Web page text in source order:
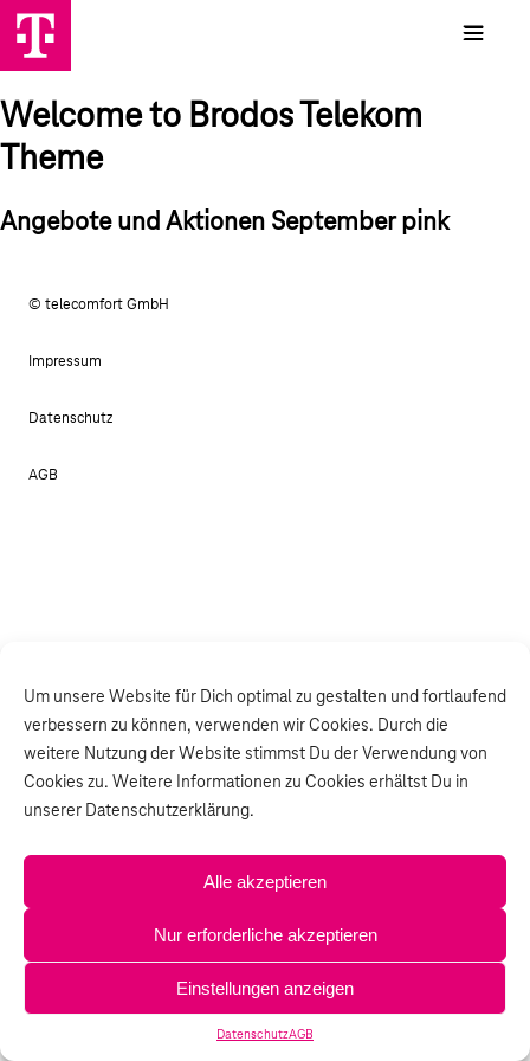
Um unsere Website für Dich optimal zu gestalten und fortlaufend
verbessern zu können, verwenden wir Cookies. Durch die
weitere Nutzung der Website stimmst Du der Verwendung von
Cookies zu. Weitere Informationen zu Cookies erhältst Du in
unserer Datenschutzerklärung.
Alle akzeptieren
Nur erforderliche akzeptieren
Einstellungen anzeigen
DatenschutzAGB
Welcome to Brodos Telekom
Theme
Angebote und Aktionen September pink
© telecomfort GmbH
Impressum
Datenschutz
AGB